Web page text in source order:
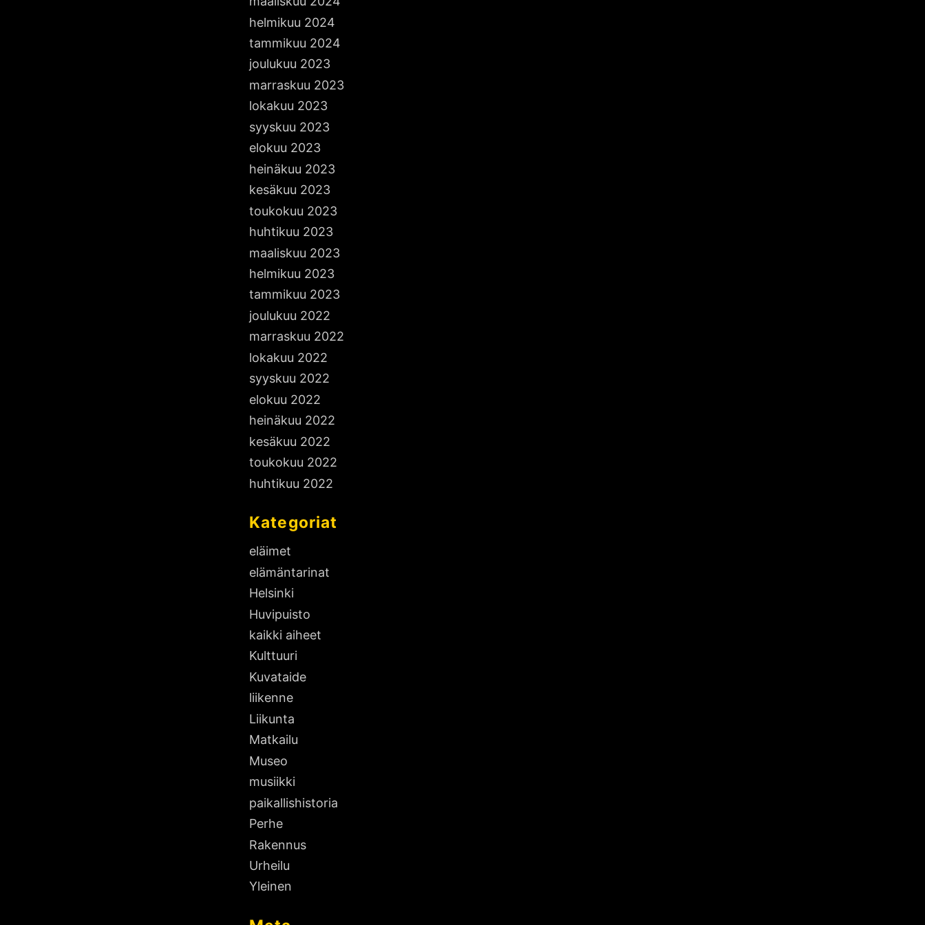
a
p
p
a
j
a
k
e
s
t
v
i
i
s
i
k
u
a
u
t
a
helmikuu 2024
tammikuu 2024
joulukuu 2023
marraskuu 2023
lokakuu 2023
syyskuu 2023
elokuu 2023
heinäkuu 2023
kesäkuu 2023
toukokuu 2023
huhtikuu 2023
maaliskuu 2023
helmikuu 2023
tammikuu 2023
joulukuu 2022
marraskuu 2022
lokakuu 2022
syyskuu 2022
elokuu 2022
heinäkuu 2022
kesäkuu 2022
toukokuu 2022
huhtikuu 2022
Kategoriat
eläimet
elämäntarinat
Helsinki
Huvipuisto
kaikki aiheet
Kulttuuri
Kuvataide
liikenne
Liikunta
Matkailu
Museo
musiikki
paikallishistoria
Perhe
Rakennus
Urheilu
Yleinen